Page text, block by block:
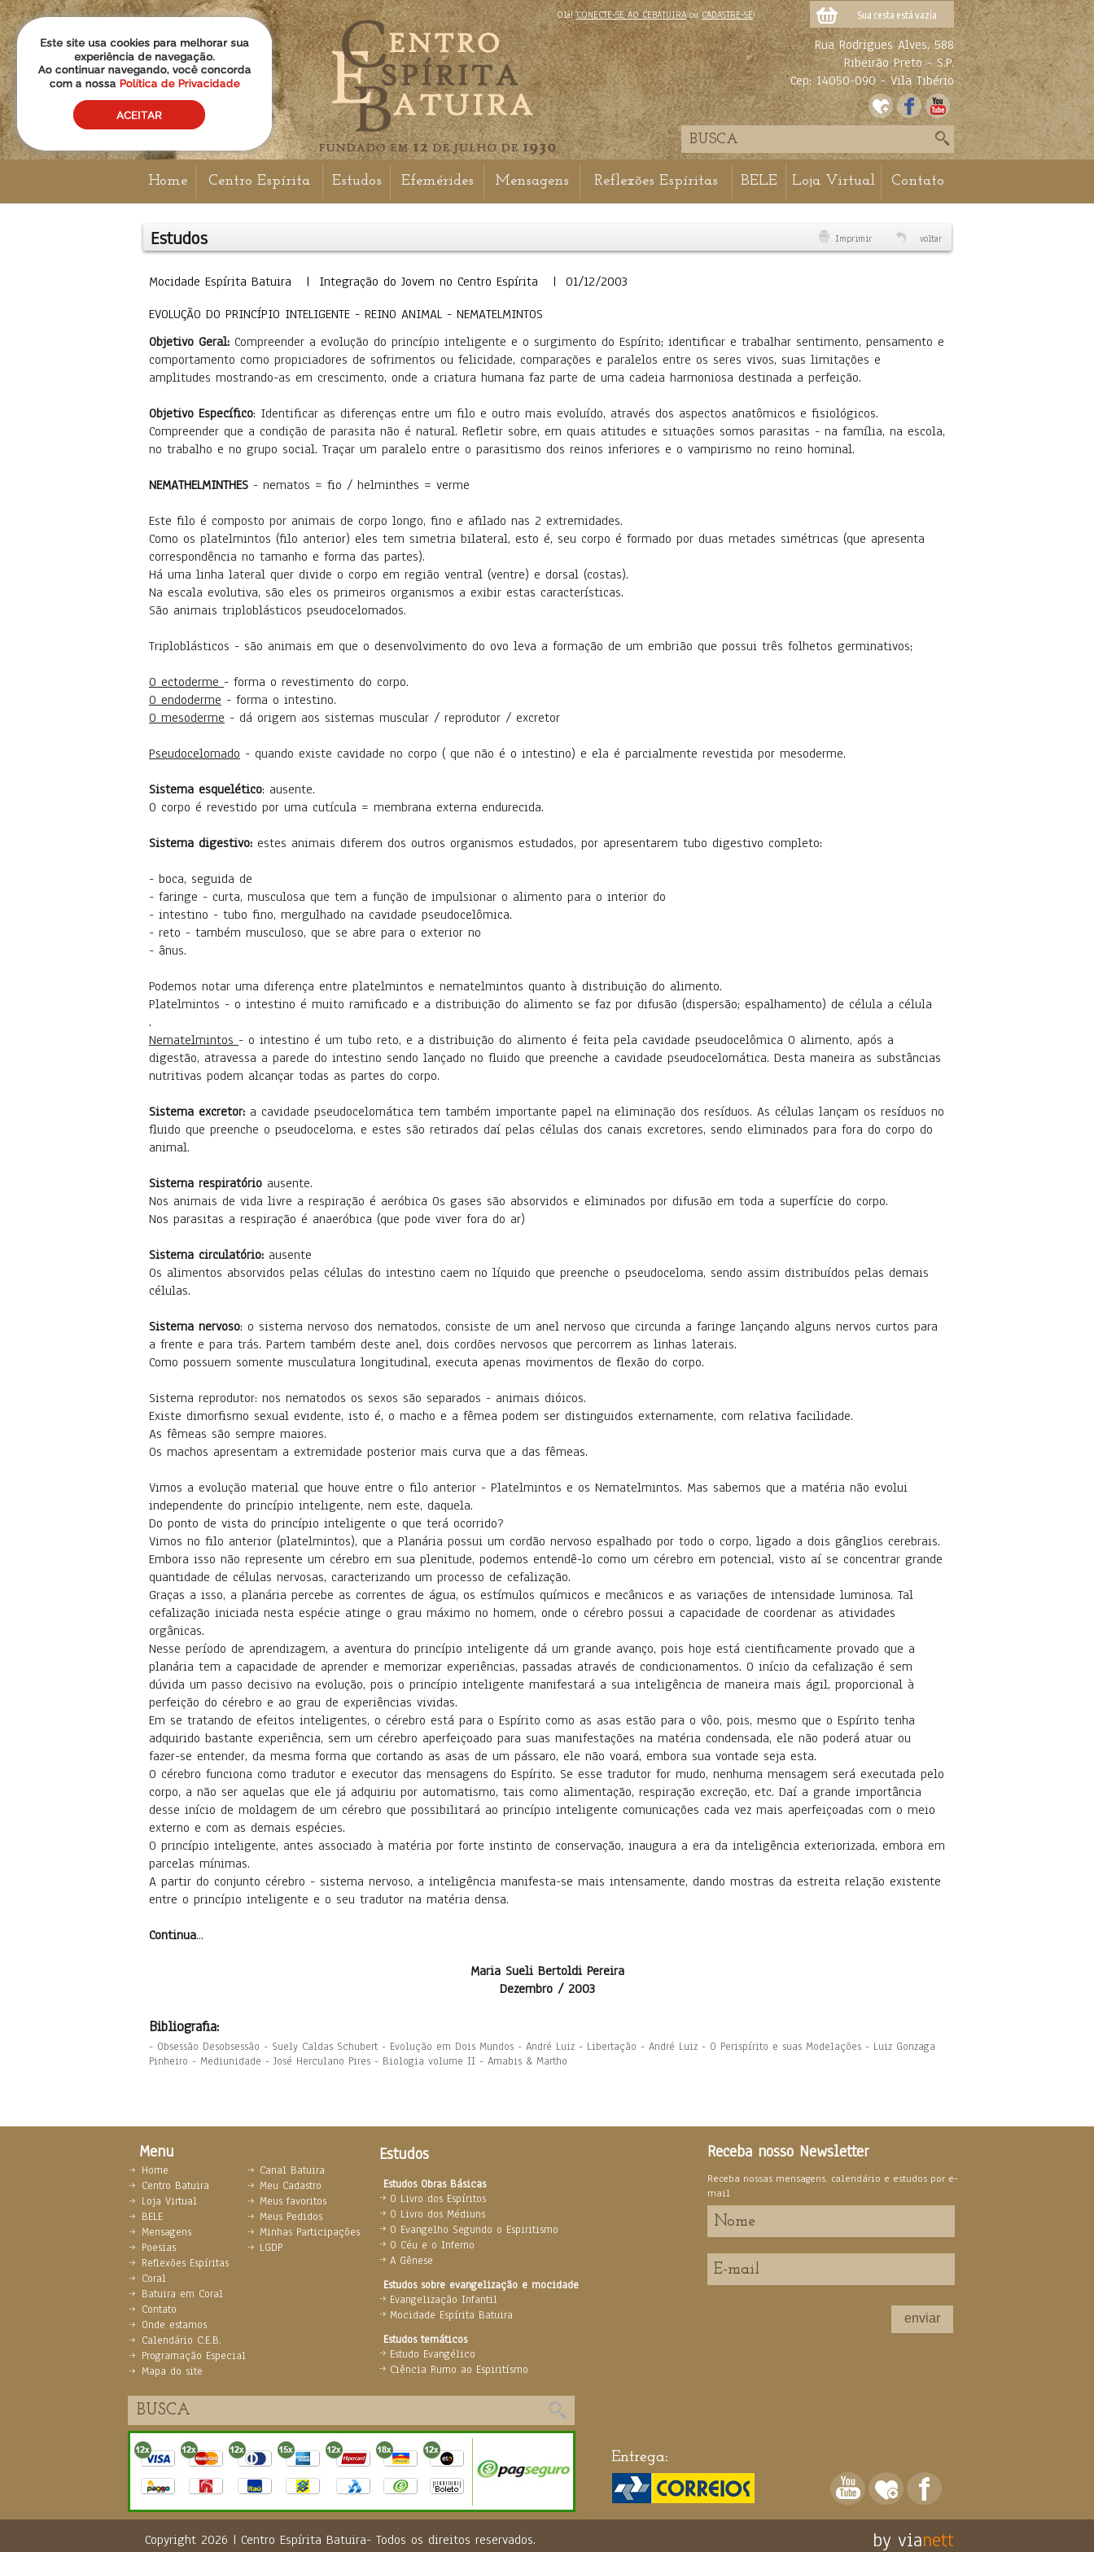
Olá!CONECTE-SE AO CEBATUIRAouCADASTRE-SE! Sua cesta está vazia
Rua Rodrigues Alves, 588
Ribeirão Preto - S.P.
Cep: 14050-090 - Vila Tibério
Home Centro Espírita Estudos Efemérides Mensagens Reflexões Espíritas BELE Loja Virtual Contato
Estudos Imprimir voltar
Mocidade Espírita Batuira | Integração do Jovem no Centro Espírita | 01/12/2003
EVOLUÇÃO DO PRINCÍPIO INTELIGENTE - REINO ANIMAL - NEMATELMINTOS
Objetivo Geral: Compreender a evolução do princípio inteligente e o surgimento do Espírito; identificar e trabalhar sentimento, pensamento e
comportamento como propiciadores de sofrimentos ou felicidade, comparações e paralelos entre os seres vivos, suas limitações e
amplitudes mostrando-as em crescimento, onde a criatura humana faz parte de uma cadeia harmoniosa destinada a perfeição.
Objetivo Específico: Identificar as diferenças entre um filo e outro mais evoluído, através dos aspectos anatômicos e fisiológicos.
Compreender que a condição de parasita não é natural. Refletir sobre, em quais atitudes e situações somos parasitas - na família, na escola,
no trabalho e no grupo social. Traçar um paralelo entre o parasitismo dos reinos inferiores e o vampirismo no reino hominal.
NEMATHELMINTHES - nematos = fio / helminthes = verme
Este filo é composto por animais de corpo longo, fino e afilado nas 2 extremidades.
Como os platelmintos (filo anterior) eles tem simetria bilateral, esto é, seu corpo é formado por duas metades simétricas (que apresenta
correspondência no tamanho e forma das partes).
Há uma linha lateral quer divide o corpo em região ventral (ventre) e dorsal (costas).
Na escala evolutiva, são eles os primeiros organismos a exibir estas características.
São animais triploblásticos pseudocelomados.
Triploblásticos - são animais em que o desenvolvimento do ovo leva a formação de um embrião que possui três folhetos germinativos;
O ectoderme - forma o revestimento do corpo.
O endoderme - forma o intestino.
O mesoderme - dá origem aos sistemas muscular / reprodutor / excretor
Pseudocelomado - quando existe cavidade no corpo ( que não é o intestino) e ela é parcialmente revestida por mesoderme.
Sistema esquelético: ausente.
O corpo é revestido por uma cutícula = membrana externa endurecida.
Sistema digestivo: estes animais diferem dos outros organismos estudados, por apresentarem tubo digestivo completo:
- boca, seguida de
- faringe - curta, musculosa que tem a função de impulsionar o alimento para o interior do
- intestino - tubo fino, mergulhado na cavidade pseudocelômica.
- reto - também musculoso, que se abre para o exterior no
- ânus.
Podemos notar uma diferença entre platelmintos e nematelmintos quanto à distribuição do alimento.
Platelmintos - o intestino é muito ramificado e a distribuição do alimento se faz por difusão (dispersão; espalhamento) de célula a célula
.
Nematelmintos - o intestino é um tubo reto, e a distribuição do alimento é feita pela cavidade pseudocelômica O alimento, após a
digestão, atravessa a parede do intestino sendo lançado no fluido que preenche a cavidade pseudocelomática. Desta maneira as substâncias
nutritivas podem alcançar todas as partes do corpo.
Sistema excretor: a cavidade pseudocelomática tem também importante papel na eliminação dos resíduos. As células lançam os resíduos no
fluido que preenche o pseudoceloma, e estes são retirados daí pelas células dos canais excretores, sendo eliminados para fora do corpo do
animal.
Sistema respiratório ausente.
Nos animais de vida livre a respiração é aeróbica Os gases são absorvidos e eliminados por difusão em toda a superfície do corpo.
Nos parasitas a respiração é anaeróbica (que pode viver fora do ar)
Sistema circulatório: ausente
Os alimentos absorvidos pelas células do intestino caem no líquido que preenche o pseudoceloma, sendo assim distribuídos pelas demais
células.
Sistema nervoso: o sistema nervoso dos nematodos, consiste de um anel nervoso que circunda a faringe lançando alguns nervos curtos para
a frente e para trás. Partem também deste anel, dois cordões nervosos que percorrem as linhas laterais.
Como possuem somente musculatura longitudinal, executa apenas movimentos de flexão do corpo.
Sistema reprodutor: nos nematodos os sexos são separados - animais dióicos.
Existe dimorfismo sexual evidente, isto é, o macho e a fêmea podem ser distinguidos externamente, com relativa facilidade.
As fêmeas são sempre maiores.
Os machos apresentam a extremidade posterior mais curva que a das fêmeas.
Vimos a evolução material que houve entre o filo anterior - Platelmintos e os Nematelmintos. Mas sabemos que a matéria não evolui
independente do princípio inteligente, nem este, daquela.
Do ponto de vista do princípio inteligente o que terá ocorrido?
Vimos no filo anterior (platelmintos), que a Planária possui um cordão nervoso espalhado por todo o corpo, ligado a dois gânglios cerebrais.
Embora isso não represente um cérebro em sua plenitude, podemos entendê-lo como um cérebro em potencial, visto aí se concentrar grande
quantidade de células nervosas, caracterizando um processo de cefalização.
Graças a isso, a planária percebe as correntes de água, os estímulos químicos e mecânicos e as variações de intensidade luminosa. Tal
cefalização iniciada nesta espécie atinge o grau máximo no homem, onde o cérebro possui a capacidade de coordenar as atividades
orgânicas.
Nesse período de aprendizagem, a aventura do princípio inteligente dá um grande avanço, pois hoje está cientificamente provado que a
planária tem a capacidade de aprender e memorizar experiências, passadas através de condicionamentos. O início da cefalização é sem
dúvida um passo decisivo na evolução, pois o princípio inteligente manifestará a sua inteligência de maneira mais ágil, proporcional à
perfeição do cérebro e ao grau de experiências vividas.
Em se tratando de efeitos inteligentes, o cérebro está para o Espírito como as asas estão para o vôo, pois, mesmo que o Espírito tenha
adquirido bastante experiência, sem um cérebro aperfeiçoado para suas manifestações na matéria condensada, ele não poderá atuar ou
fazer-se entender, da mesma forma que cortando as asas de um pássaro, ele não voará, embora sua vontade seja esta.
O cérebro funciona como tradutor e executor das mensagens do Espírito. Se esse tradutor for mudo, nenhuma mensagem será executada pelo
corpo, a não ser aquelas que ele já adquiriu por automatismo, tais como alimentação, respiração excreção, etc. Daí a grande importância
desse início de moldagem de um cérebro que possibilitará ao princípio inteligente comunicações cada vez mais aperfeiçoadas com o meio
externo e com as demais espécies.
O princípio inteligente, antes associado à matéria por forte instinto de conservação, inaugura a era da inteligência exteriorizada, embora em
parcelas mínimas.
A partir do conjunto cérebro - sistema nervoso, a inteligência manifesta-se mais intensamente, dando mostras da estreita relação existente
entre o princípio inteligente e o seu tradutor na matéria densa.
Continua...
Maria Sueli Bertoldi Pereira
Dezembro / 2003
Bibliografia:
- Obsessão Desobsessão - Suely Caldas Schubert - Evolução em Dois Mundos - André Luiz - Libertação - André Luiz - O Perispírito e suas Modelações - Luiz Gonzaga
Pinheiro - Mediunidade - José Herculano Pires - Biologia volume II - Amabis & Martho
Menu Estudos
Estudos Obras Básicas
O Livro dos Espíritos
O Livro dos Médiuns
O Evangelho Segundo o Espiritismo
O Céu e o Inferno
A Gênese
Estudos sobre evangelização e mocidade
Evangelização Infantil
Mocidade Espírita Batuira
Estudos temáticos
Estudo Evangélico
Ciência Rumo ao Espiritísmo
Home
Centro Batuira
Loja Virtual
BELE
Mensagens
Poesias
Reflexões Espíritas
Coral
Batuira em Coral
Contato
Onde estamos
Calendário C.E.B.
Programação Especial
Mapa do site
Canal Batuira
Meu Cadastro
Meus favoritos
Meus Pedidos
Minhas Participações
LGDP
Receba nosso Newsletter
Receba nossas mensagens, calendário e estudos por e-
mail
enviar
Copyright 2026 | Centro Espírita Batuira- Todos os direitos reservados. by vianett